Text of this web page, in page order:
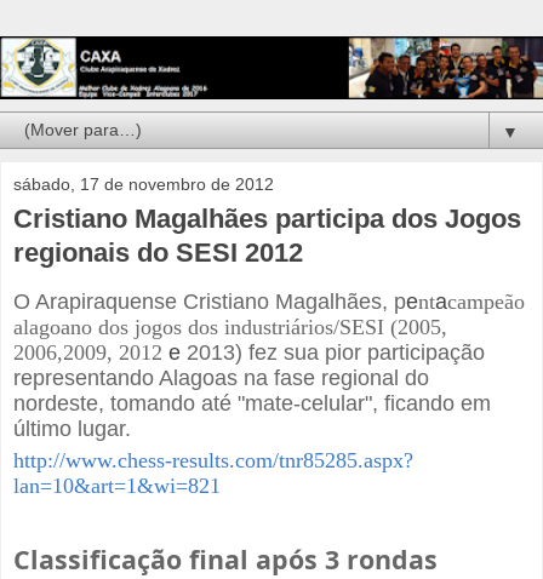
▼
sábado, 17 de novembro de 2012
Cristiano Magalhães participa dos Jogos
regionais do SESI 2012
O Arapiraquense Cristiano Magalhães, pentacampeão
alagoano dos jogos dos industriários/SESI (2005,
2006,2009, 2012 e 2013) fez sua pior participação
representando Alagoas na fase regional do
nordeste, tomando até "mate-celular", ficando em
último lugar.
http://www.chess-results.com/tnr85285.aspx?
lan=10&art=1&wi=821
Classificação final após 3 rondas